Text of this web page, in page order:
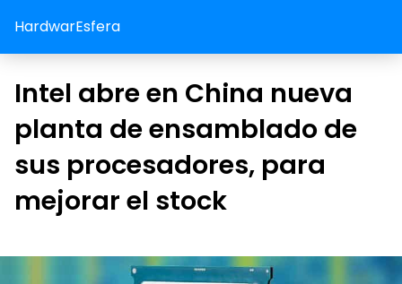
HardwarEsfera
Intel abre en China nueva
planta de ensamblado de
sus procesadores, para
mejorar el stock